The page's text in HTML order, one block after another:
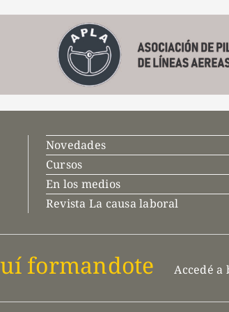
Novedades
Cursos
En los medios
Revista La causa laboral
formandote Accedé a